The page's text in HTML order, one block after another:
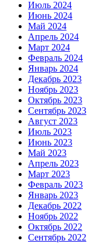
Июль 2024
Июнь 2024
Май 2024
Апрель 2024
Март 2024
Февраль 2024
Январь 2024
Декабрь 2023
Ноябрь 2023
Октябрь 2023
Сентябрь 2023
Август 2023
Июль 2023
Июнь 2023
Май 2023
Апрель 2023
Март 2023
Февраль 2023
Январь 2023
Декабрь 2022
Ноябрь 2022
Октябрь 2022
Сентябрь 2022